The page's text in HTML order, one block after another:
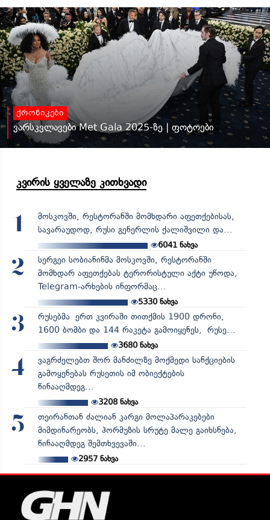
ქრონიკები
ვარსკვლავები Met Gala 2025-ზე | ფოტოები
კვირის ყველაზე კითხვადი
1
მოსკოვში, რესტორანში მომხდარი აფეთქებისას,
სავარაუდოდ, რუსი გენერლის ქალიშვილი და...
6041 ნახვა
2
სერგეი სობიანინმა მოსკოვში, რესტორანში
მომხდარ აფეთქებას ტერორისტული აქტი უწოდა,
Telegram-არხების ინფორმაც...
5330ნახვა
3
რუსებმა ერთ კვირაში თითქმის 1900 დრონი,
1600 ბომბი და 144 რაკეტა გამოიყენეს, რუსე...
3680ნახვა
4
ვაგრძელებთ შორ მანძილზე მოქმედი სანქციების
გამოყენებას რუსეთის იმ ობიექტების
წინააღმდეგ...
3208ნახვა
5
თეირანთან ძალიან კარგი მოლაპარაკებები
მიმდინარეობს, ჰორმუზის სრუტე მალე გაიხსნება,
წინააღმდეგ შემთხვევაში...
2957ნახვა